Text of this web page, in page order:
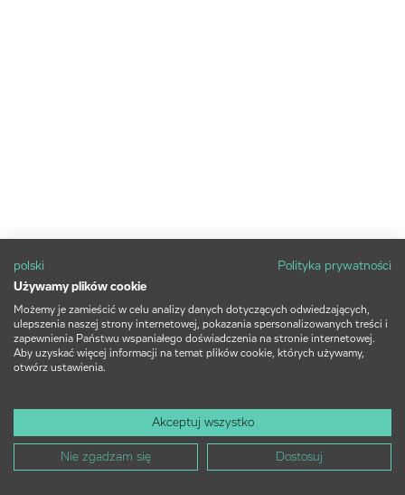
polski
Polityka prywatności
Używamy plików cookie
Możemy je zamieścić w celu analizy danych dotyczących odwiedzających,
ulepszenia naszej strony internetowej, pokazania spersonalizowanych treści i
zapewnienia Państwu wspaniałego doświadczenia na stronie internetowej.
Aby uzyskać więcej informacji na temat plików cookie, których używamy,
otwórz ustawienia.
Akceptuj wszystko
Nie zgadzam się Dostosuj